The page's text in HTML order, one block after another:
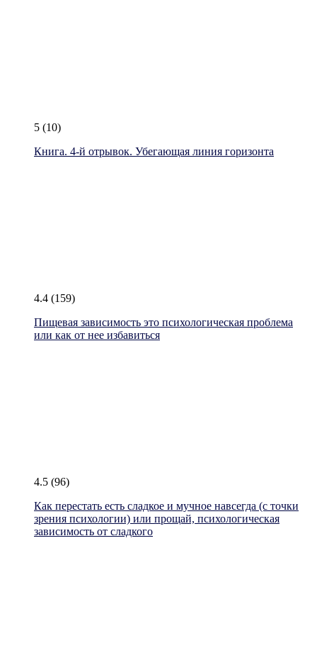
5 (10)
Книга. 4-й отрывок. Убегающая линия горизонта
4.4 (159)
Пищевая зависимость это психологическая проблема
или как от нее избавиться
4.5 (96)
Как перестать есть сладкое и мучное навсегда (с точки
зрения психологии) или прощай, психологическая
зависимость от сладкого